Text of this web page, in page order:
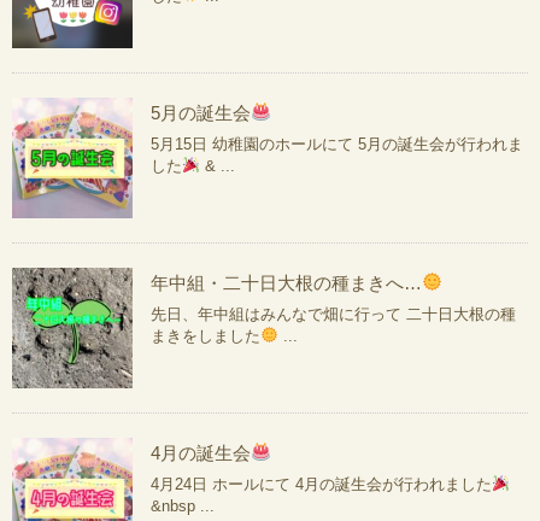
5月の誕生会
5月15日 幼稚園のホールにて 5月の誕生会が行われま
した
& ...
年中組・二十日大根の種まきへ…
先日、年中組はみんなで畑に行って 二十日大根の種
まきをしました
4月の誕生会
4月24日 ホールにて 4月の誕生会が行われました
&nbsp ...